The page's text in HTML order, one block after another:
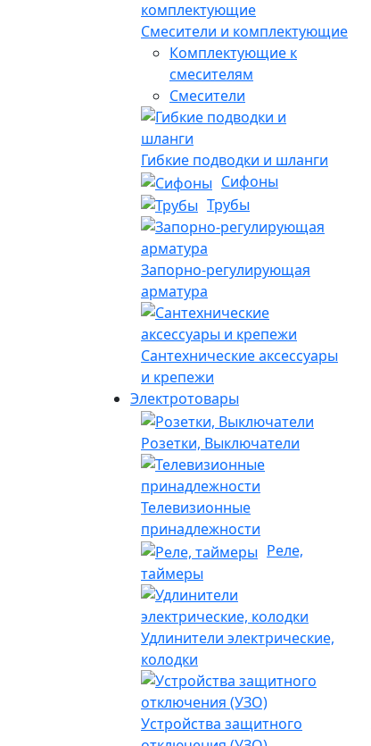
Смесители и комплектующие
Комплектующие к
смесителям
Смесители
Гибкие подводки и шланги
Сифоны
Трубы
Запорно-регулирующая
арматура
Сантехнические аксессуары
и крепежи
Электротовары
Розетки, Выключатели
Телевизионные
принадлежности
Реле,
таймеры
Удлинители электрические,
колодки
Устройства защитного